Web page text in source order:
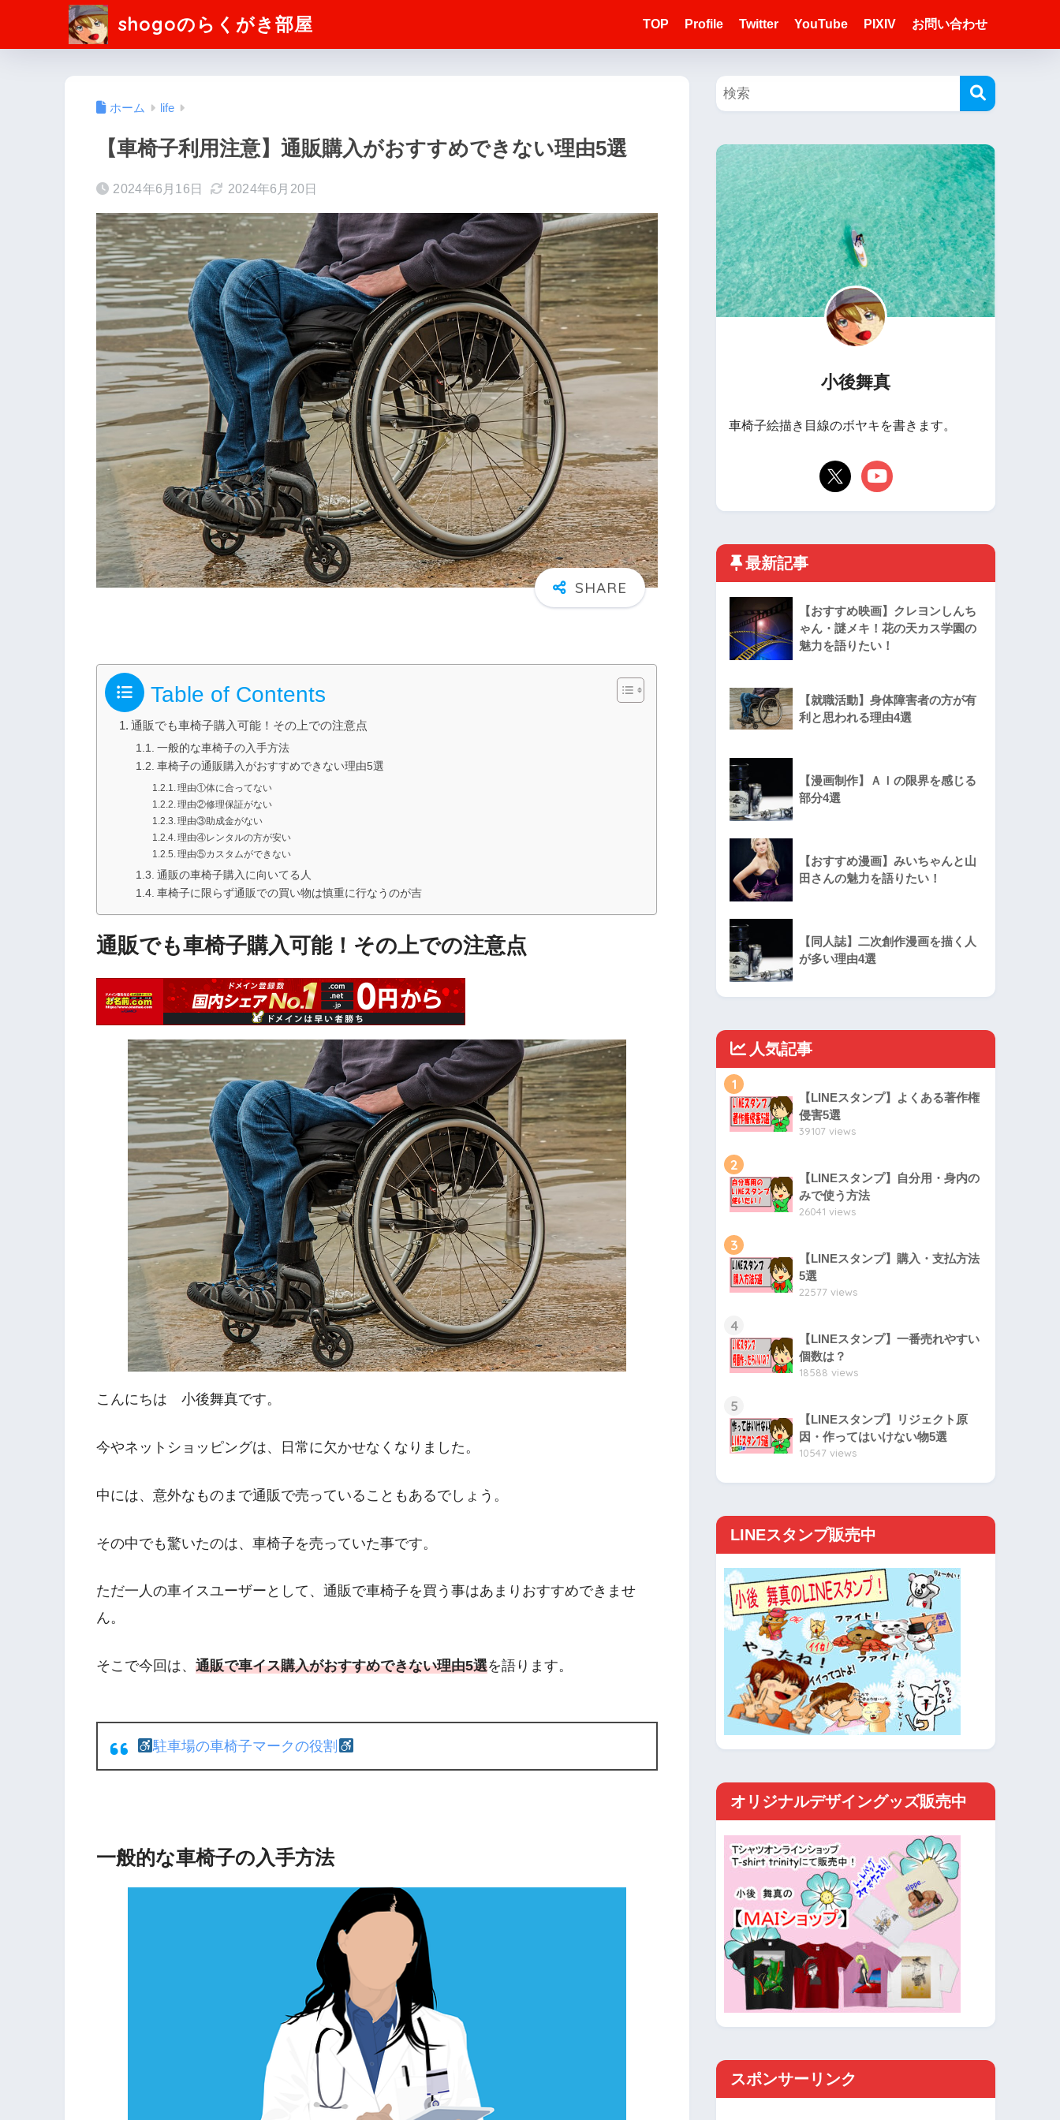
shogoのらくがき部屋 TOP Profile Twitter YouTube PIXIV お問い合わせ
ホーム life
【車椅子利用注意】通販購入がおすすめできない理由5選
2024年6月16日 2024年6月20日
Table of Contents
通販でも車椅子購入可能！その上での注意点
一般的な車椅子の入手方法
車椅子の通販購入がおすすめできない理由5選
理由①体に合ってない
理由②修理保証がない
理由③助成金がない
理由④レンタルの方が安い
理由⑤カスタムができない
通販の車椅子購入に向いてる人
車椅子に限らず通販での買い物は慎重に行なうのが吉
通販でも車椅子購入可能！その上での注意点
こんにちは 小後舞真です。
今やネットショッピングは、日常に欠かせなくなりました。
中には、意外なものまで通販で売っていることもあるでしょう。
その中でも驚いたのは、車椅子を売っていた事です。
ただ一人の車イスユーザーとして、通販で車椅子を買う事はあまりおすすめできませ
ん。
そこで今回は、 通販で車イス購入がおすすめできない理由5選を語ります。
駐車場の車椅子マークの役割
一般的な車椅子の入手方法
小後舞真
車椅子絵描き目線のボヤキを書きます。
最新記事
【おすすめ映画】クレヨンしんち
ゃん・謎メキ！花の天カス学園の
魅力を語りたい！
【就職活動】身体障害者の方が有
利と思われる理由4選
【漫画制作】ＡＩの限界を感じる
部分4選
【おすすめ漫画】みいちゃんと山
田さんの魅力を語りたい！
【同人誌】二次創作漫画を描く人
が多い理由4選
人気記事
1
【LINEスタンプ】よくある著作権
侵害5選
39107 views
2
【LINEスタンプ】自分用・身内の
みで使う方法
26041 views
3
【LINEスタンプ】購入・支払方法
5選
22577 views
4
【LINEスタンプ】一番売れやすい
個数は？
18588 views
5
【LINEスタンプ】リジェクト原
因・作ってはいけない物5選
10547 views
LINEスタンプ販売中
オリジナルデザイングッズ販売中
スポンサーリンク